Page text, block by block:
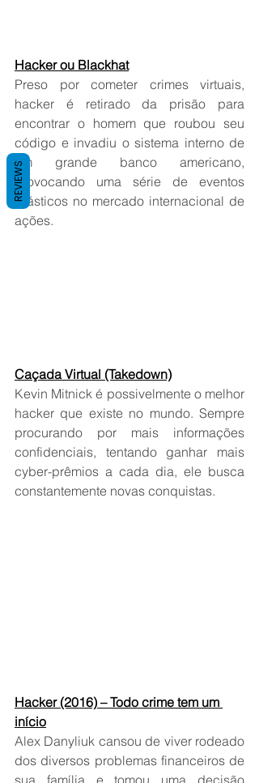
Hacker ou Blackhat
Preso por cometer crimes virtuais,
hacker é retirado da prisão para
encontrar o homem que roubou seu
código e invadiu o sistema interno de
um grande banco americano,
provocando uma série de eventos
drásticos no mercado internacional de
ações.
Caçada Virtual (Takedown)
Kevin Mitnick é possivelmente o melhor
hacker que existe no mundo. Sempre
procurando por mais informações
confidenciais, tentando ganhar mais
cyber-prêmios a cada dia, ele busca
constantemente novas conquistas.
Hacker (2016) – Todo crime tem um
início
Alex Danyliuk cansou de viver rodeado
dos diversos problemas financeiros de
sua família e tomou uma decisão
REVIEWS